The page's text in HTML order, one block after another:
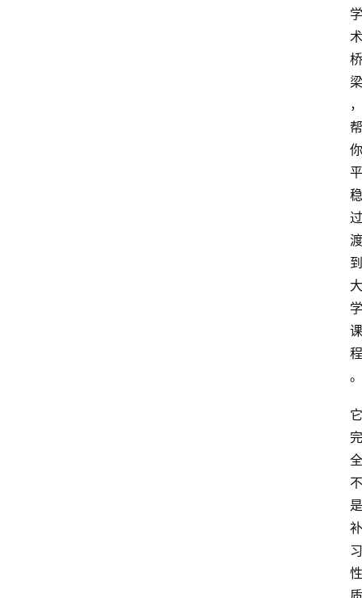
学
术
桥
梁
，
帮
你
平
稳
过
渡
到
大
学
课
程
。
它
完
全
不
是
补
习
性